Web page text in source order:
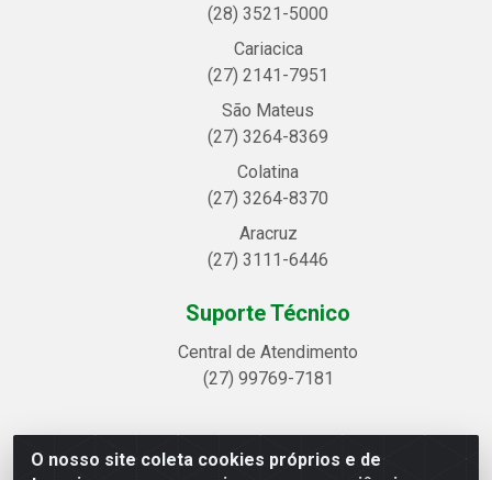
O nosso site coleta cookies próprios e de
(28) 3521-5000
Cariacica
(27) 2141-7951
São Mateus
(27) 3264-8369
Colatina
(27) 3264-8370
Aracruz
(27) 3111-6446
Suporte Técnico
Central de Atendimento
(27) 99769-7181
Linhavix Distribuidora LTDA - Avenida Alegre, 2521 -